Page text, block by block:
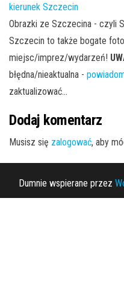
kierunek Szczecin
Obrazki ze Szczecina - czyli
Szczecin to także bogate
miejsc/imprez/wydarzeń!
błędna/nieaktualna -
zaktualizować...
Dodaj komentarz
Musisz się zalogować, aby
Dumnie wspierane przez